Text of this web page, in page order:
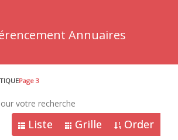
Annuaires
Page 3
votre recherche
Liste Grille Order